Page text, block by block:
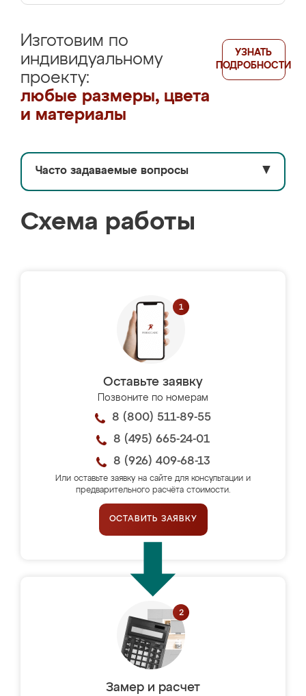
Изготовим по
индивидуальному
проекту:
любые размеры, цвета
и материалы
УЗНАТЬ
ПОДРОБНОСТИ
Часто задаваемые вопросы ▼
Схема работы
Оставьте заявку
Позвоните по номерам
8 (800) 511-89-55
8 (495) 665-24-01
8 (926) 409-68-13
Или оставьте заявку на сайте для консультации и
предварительного расчёта стоимости.
ОСТАВИТЬ ЗАЯВКУ
Замер и расчет